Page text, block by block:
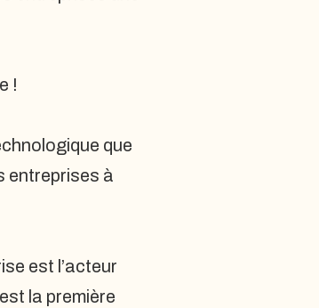
!
que
entreprises à
est l’acteur
la première